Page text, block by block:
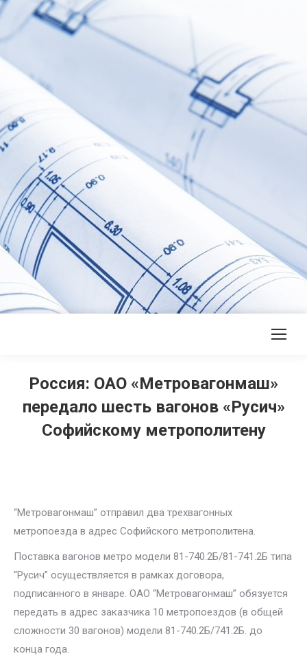
Россия: ОАО «Метровагонмаш»
передало шесть вагонов «Русич»
Софийскому метрополитену
“Метровагонмаш” отправил два трехвагонных
метропоезда в адрес Софийского метрополитена.
Поставка вагонов метро модели 81-740.2Б/81-741.2Б типа
“Русич” осуществляется в рамках договора,
подписанного в январе. ОАО “Метровагонмаш” обязуется
передать в адрес заказчика 10 метропоездов (в общей
сложности 30 вагонов) модели 81-740.2Б/741.2Б. до
конца года.